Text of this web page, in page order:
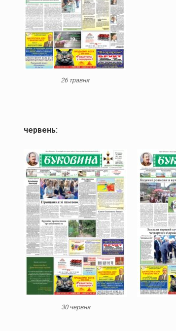
26 травня
червень:
30 червня